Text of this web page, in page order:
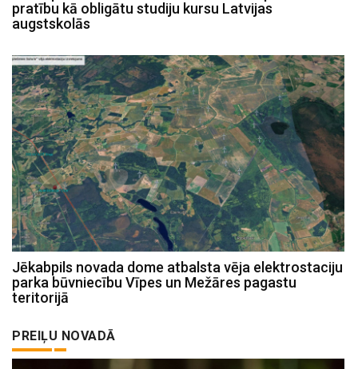
pratību kā obligātu studiju kursu Latvijas
augstskolās
Jēkabpils novada dome atbalsta vēja elektrostaciju
parka būvniecību Vīpes un Mežāres pagastu
teritorijā
PREIĻU NOVADĀ